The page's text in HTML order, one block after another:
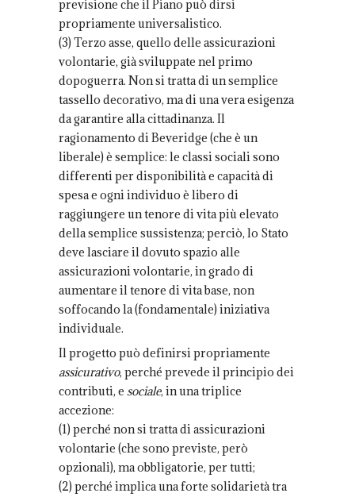
previsione che il Piano può dirsi
propriamente universalistico.
(3) Terzo asse, quello delle assicurazioni
volontarie, già sviluppate nel primo
dopoguerra. Non si tratta di un semplice
tassello decorativo, ma di una vera esigenza
da garantire alla cittadinanza. Il
ragionamento di Beveridge (che è un
liberale) è semplice: le classi sociali sono
differenti per disponibilità e capacità di
spesa e ogni individuo è libero di
raggiungere un tenore di vita più elevato
della semplice sussistenza; perciò, lo Stato
deve lasciare il dovuto spazio alle
assicurazioni volontarie, in grado di
aumentare il tenore di vita base, non
soffocando la (fondamentale) iniziativa
individuale.
Il progetto può definirsi propriamente
assicurativo, perché prevede il principio dei
contributi, e sociale, in una triplice
accezione:
(1) perché non si tratta di assicurazioni
volontarie (che sono previste, però
opzionali), ma obbligatorie, per tutti;
(2) perché implica una forte solidarietà tra